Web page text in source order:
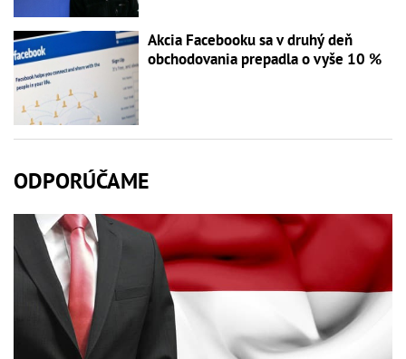
Akcia Facebooku sa v druhý deň
obchodovania prepadla o vyše 10 %
ODPORÚČAME